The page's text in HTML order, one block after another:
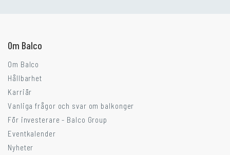
Om Balco
Om Balco
Hållbarhet
Karriär
Vanliga frågor och svar om balkonger
För investerare - Balco Group
Eventkalender
Nyheter